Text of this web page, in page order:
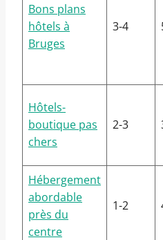
Bons plans
hôtels à
Bruges
3-4
Hôtels-
boutique pas
chers
2-3
Hébergement
abordable
près du
centre
1-2